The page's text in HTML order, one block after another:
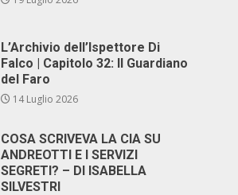
L’Archivio dell’Ispettore Di
Falco | Capitolo 32: Il Guardiano
del Faro
14 Luglio 2026
COSA SCRIVEVA LA CIA SU
ANDREOTTI E I SERVIZI
SEGRETI? – DI ISABELLA
SILVESTRI